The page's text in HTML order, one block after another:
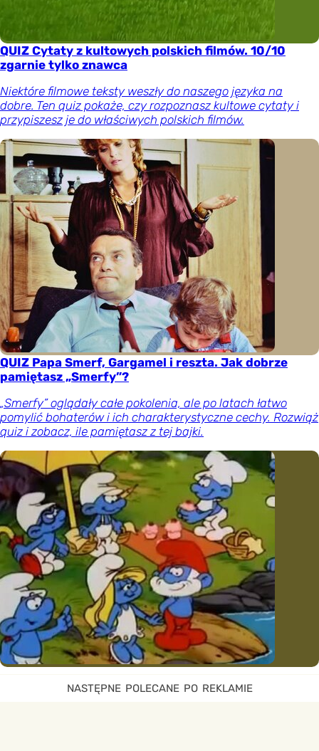
QUIZ Cytaty z kultowych polskich filmów. 10/10
zgarnie tylko znawca
Niektóre filmowe teksty weszły do naszego języka na
dobre. Ten quiz pokaże, czy rozpoznasz kultowe cytaty i
przypiszesz je do właściwych polskich filmów.
QUIZ Papa Smerf, Gargamel i reszta. Jak dobrze
pamiętasz „Smerfy”?
„Smerfy” oglądały całe pokolenia, ale po latach łatwo
pomylić bohaterów i ich charakterystyczne cechy. Rozwiąż
quiz i zobacz, ile pamiętasz z tej bajki.